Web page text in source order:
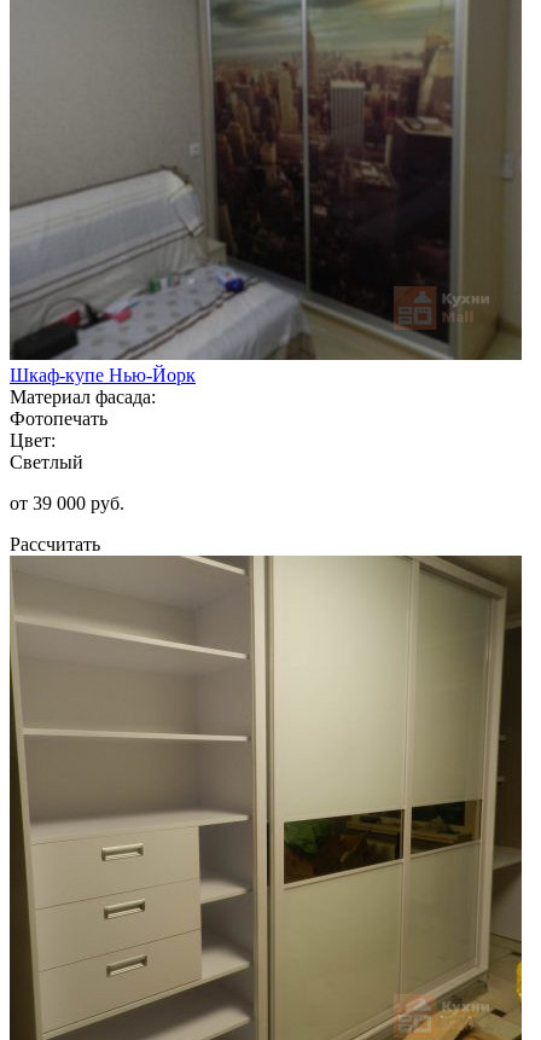
Шкаф-купе Нью-Йорк
Материал фасада:
Фотопечать
Цвет:
Светлый
от 39 000 руб.
Рассчитать